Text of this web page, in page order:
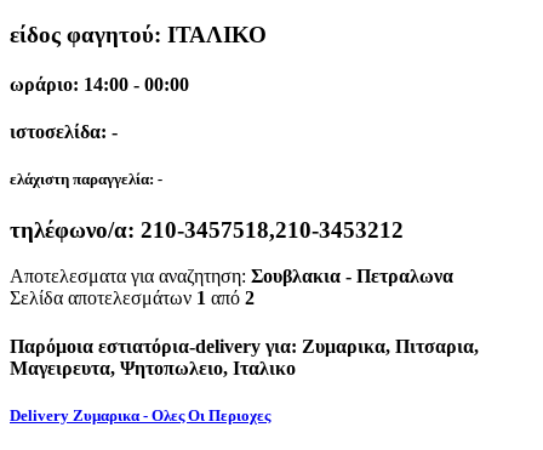
είδος φαγητού: ΙΤΑΛΙΚΟ
ωράριο: 14:00 - 00:00
ιστοσελίδα: -
ελάχιστη παραγγελία: -
τηλέφωνο/α: 210-3457518,210-3453212
Αποτελεσματα για αναζητηση: Σουβλακια - Πετραλωνα
Σελίδα αποτελεσμάτων 1 από 2
Παρόμοια εστιατόρια-delivery για: Ζυμαρικα, Πιτσαρια,
Μαγειρευτα, Ψητοπωλειο, Ιταλικο
Delivery Ζυμαρικα - Ολες Οι Περιοχες